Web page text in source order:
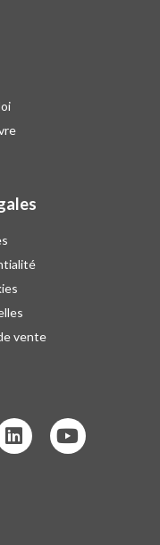
vente